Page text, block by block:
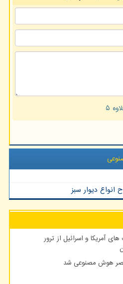
دیوار سبز
آمریکا و اسرائیل از ترور